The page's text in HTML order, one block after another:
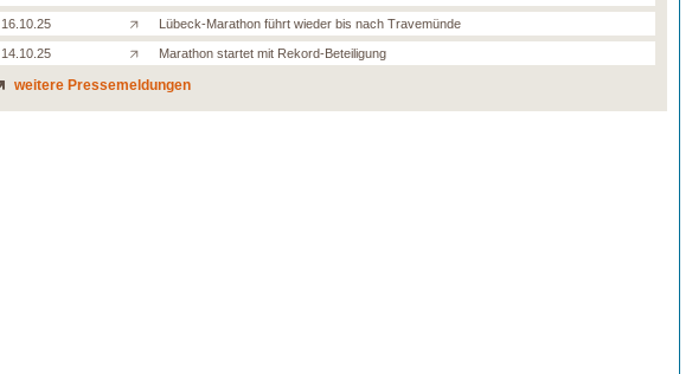
16.10.25 Lübeck-Marathon führt wieder bis nach Travemünde
14.10.25 Marathon startet mit Rekord-Beteiligung
weitere Pressemeldungen